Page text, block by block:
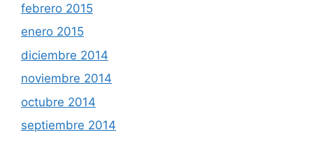
febrero 2015
enero 2015
diciembre 2014
noviembre 2014
octubre 2014
septiembre 2014